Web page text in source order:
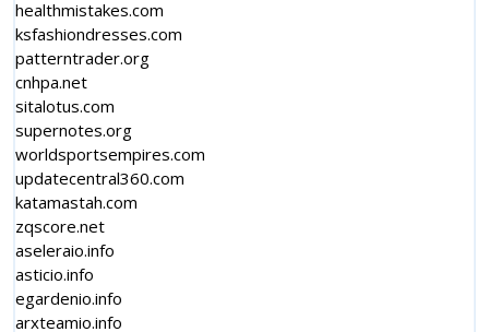
healthmistakes.com
ksfashiondresses.com
patterntrader.org
cnhpa.net
sitalotus.com
supernotes.org
worldsportsempires.com
updatecentral360.com
katamastah.com
zqscore.net
aseleraio.info
asticio.info
egardenio.info
arxteamio.info